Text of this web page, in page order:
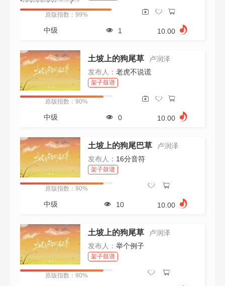
会员:
不限 是
否
不限
51-100
清空所有筛选条件
原版指数：99%
中级 1 10.00
土坡上的狗尾草
卢润泽
发布人： 老虎不说谎
架子鼓谱
原版指数：90%
中级 0 10.00
土坡上的狗尾巴草
卢润泽
发布人： 16分音符
架子鼓谱
原版指数：90%
中级 10 10.00
土坡上的狗尾草
卢润泽
发布人： 举个例子
架子鼓谱
原版指数：90%